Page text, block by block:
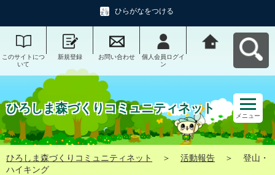
ひらがなをつける
このサイトにつ
いて
新規登録 お問い合わせ
個人会員ログイ
ン
ひろしま森づくりコミュニティネット
メニュー
ひろしま森づくりコミュニティネット ＞ 活動報告 ＞
登山・
ハイキング